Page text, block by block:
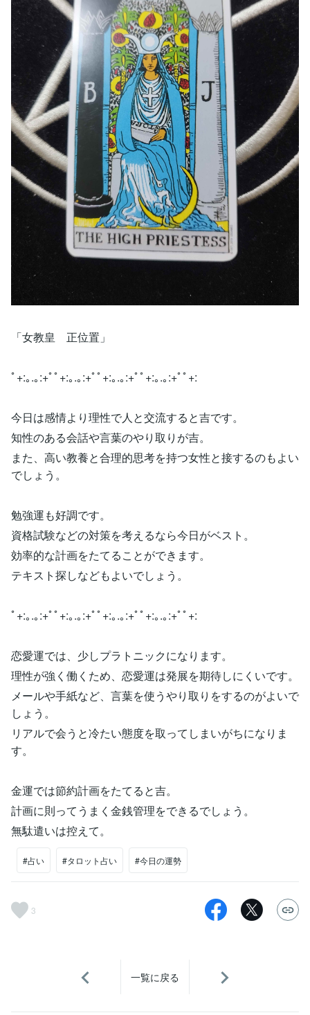
「女教皇 正位置」
ﾟ+:｡.｡:+ﾟﾟ+:｡.｡:+ﾟﾟ+:｡.｡:+ﾟﾟ+:｡.｡:+ﾟﾟ+:
今日は感情より理性で人と交流すると吉です。
知性のある会話や言葉のやり取りが吉。
また、高い教養と合理的思考を持つ女性と接するのもよい
でしょう。
勉強運も好調です。
資格試験などの対策を考えるなら今日がベスト。
効率的な計画をたてることができます。
テキスト探しなどもよいでしょう。
ﾟ+:｡.｡:+ﾟﾟ+:｡.｡:+ﾟﾟ+:｡.｡:+ﾟﾟ+:｡.｡:+ﾟﾟ+:
恋愛運では、少しプラトニックになります。
理性が強く働くため、恋愛運は発展を期待しにくいです。
メールや手紙など、言葉を使うやり取りをするのがよいで
しょう。
リアルで会うと冷たい態度を取ってしまいがちになりま
す。
金運では節約計画をたてると吉。
計画に則ってうまく金銭管理をできるでしょう。
無駄遣いは控えて。
#占い #タロット占い #今日の運勢
3
一覧に戻る